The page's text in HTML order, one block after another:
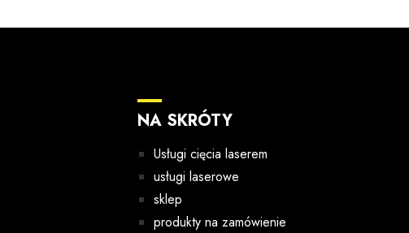
NA SKRÓTY
Usługi cięcia laserem
usługi laserowe
sklep
produkty na zamówienie